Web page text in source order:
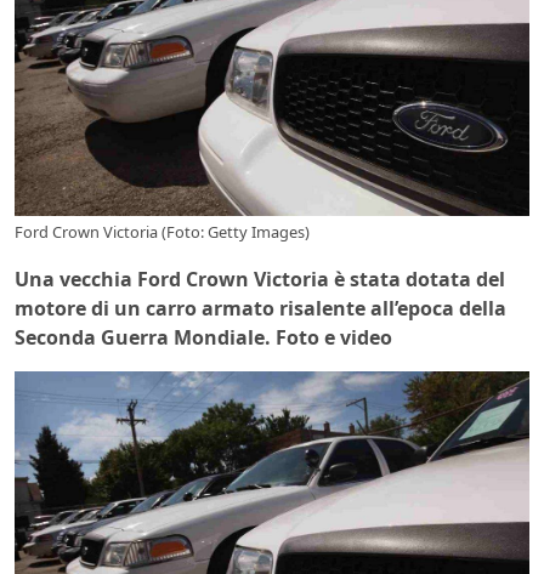
Ford Crown Victoria (Foto: Getty Images)
Una vecchia Ford Crown Victoria è stata dotata del
motore di un carro armato risalente all’epoca della
Seconda Guerra Mondiale. Foto e video